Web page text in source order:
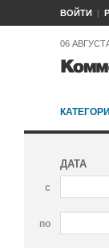
ВОЙТИ
06
ДАТА
с
по